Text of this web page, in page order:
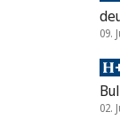
09.
02.